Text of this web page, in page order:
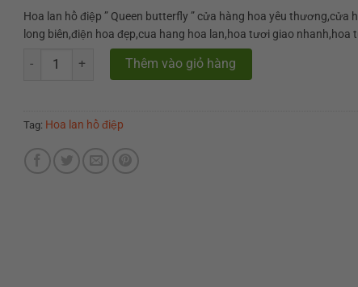
Hoa lan hồ điệp ” Queen butterfly ” cửa hàng hoa yêu thương,cửa
long biên,điện hoa đẹp,cua hang hoa lan,hoa tươi giao nhanh,hoa
Hoa lan hồ điệp " Queen butterfly " quantity
Thêm vào giỏ hàng
Tag: Hoa lan hồ điệp